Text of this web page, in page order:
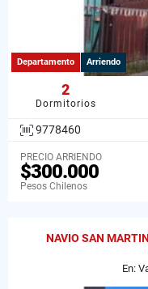
Departamento Arriendo
2
Dormitorios
9778460
PRECIO ARRIENDO
$300.000
Pesos Chilenos
NAVIO SAN
En: